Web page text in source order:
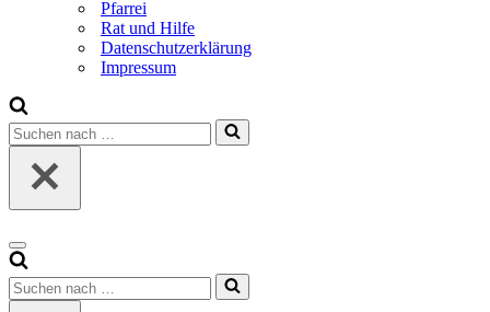
Pfarrei
Rat und Hilfe
Datenschutzerklärung
Impressum
Suchen
nach …
Navigationsmenü
Suchen
nach …